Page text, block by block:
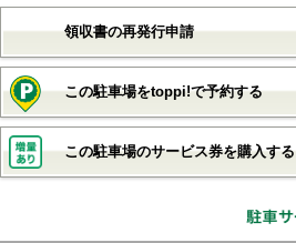
領収書の再発行申請
この駐車場をtoppi!で予約する
この駐車場のサービス券を購入する